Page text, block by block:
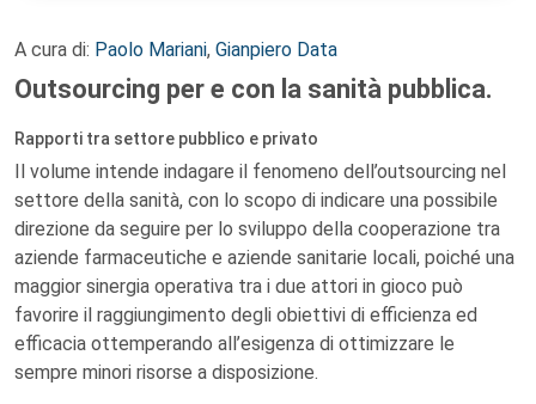
A cura di: Paolo Mariani, Gianpiero Data
Outsourcing per e con la sanità pubblica.
Rapporti tra settore pubblico e privato
Il volume intende indagare il fenomeno dell’outsourcing nel
settore della sanità, con lo scopo di indicare una possibile
direzione da seguire per lo sviluppo della cooperazione tra
aziende farmaceutiche e aziende sanitarie locali, poiché una
maggior sinergia operativa tra i due attori in gioco può
favorire il raggiungimento degli obiettivi di efficienza ed
efficacia ottemperando all’esigenza di ottimizzare le
sempre minori risorse a disposizione.